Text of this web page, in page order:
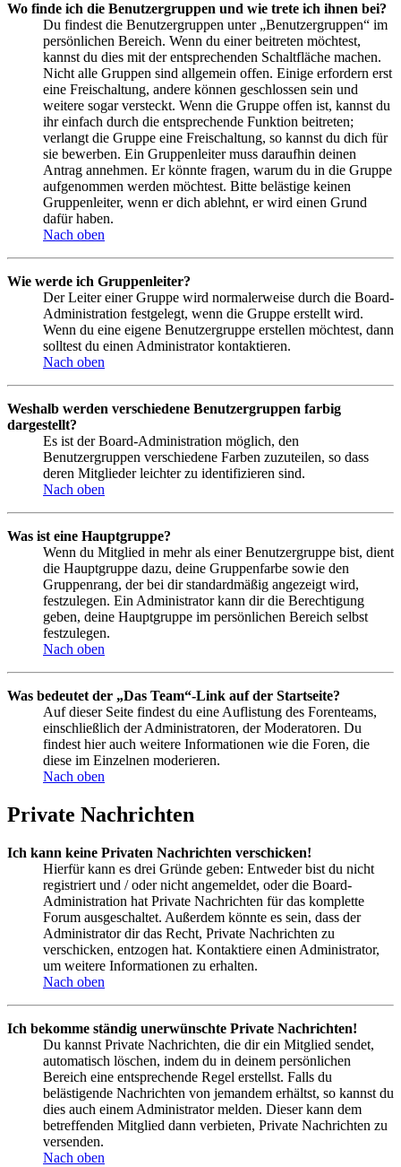
Wo finde ich die Benutzergruppen und wie trete ich ihnen bei?
Du findest die Benutzergruppen unter „Benutzergruppen“ im
persönlichen Bereich. Wenn du einer beitreten möchtest,
kannst du dies mit der entsprechenden Schaltfläche machen.
Nicht alle Gruppen sind allgemein offen. Einige erfordern erst
eine Freischaltung, andere können geschlossen sein und
weitere sogar versteckt. Wenn die Gruppe offen ist, kannst du
ihr einfach durch die entsprechende Funktion beitreten;
verlangt die Gruppe eine Freischaltung, so kannst du dich für
sie bewerben. Ein Gruppenleiter muss daraufhin deinen
Antrag annehmen. Er könnte fragen, warum du in die Gruppe
aufgenommen werden möchtest. Bitte belästige keinen
Gruppenleiter, wenn er dich ablehnt, er wird einen Grund
dafür haben.
Nach oben
Wie werde ich Gruppenleiter?
Der Leiter einer Gruppe wird normalerweise durch die Board-
Administration festgelegt, wenn die Gruppe erstellt wird.
Wenn du eine eigene Benutzergruppe erstellen möchtest, dann
solltest du einen Administrator kontaktieren.
Nach oben
Weshalb werden verschiedene Benutzergruppen farbig
dargestellt?
Es ist der Board-Administration möglich, den
Benutzergruppen verschiedene Farben zuzuteilen, so dass
deren Mitglieder leichter zu identifizieren sind.
Nach oben
Was ist eine Hauptgruppe?
Wenn du Mitglied in mehr als einer Benutzergruppe bist, dient
die Hauptgruppe dazu, deine Gruppenfarbe sowie den
Gruppenrang, der bei dir standardmäßig angezeigt wird,
festzulegen. Ein Administrator kann dir die Berechtigung
geben, deine Hauptgruppe im persönlichen Bereich selbst
festzulegen.
Nach oben
Was bedeutet der „Das Team“-Link auf der Startseite?
Auf dieser Seite findest du eine Auflistung des Forenteams,
einschließlich der Administratoren, der Moderatoren. Du
findest hier auch weitere Informationen wie die Foren, die
diese im Einzelnen moderieren.
Nach oben
Private Nachrichten
Ich kann keine Privaten Nachrichten verschicken!
Hierfür kann es drei Gründe geben: Entweder bist du nicht
registriert und / oder nicht angemeldet, oder die Board-
Administration hat Private Nachrichten für das komplette
Forum ausgeschaltet. Außerdem könnte es sein, dass der
Administrator dir das Recht, Private Nachrichten zu
verschicken, entzogen hat. Kontaktiere einen Administrator,
um weitere Informationen zu erhalten.
Nach oben
Ich bekomme ständig unerwünschte Private Nachrichten!
Du kannst Private Nachrichten, die dir ein Mitglied sendet,
automatisch löschen, indem du in deinem persönlichen
Bereich eine entsprechende Regel erstellst. Falls du
belästigende Nachrichten von jemandem erhältst, so kannst du
dies auch einem Administrator melden. Dieser kann dem
betreffenden Mitglied dann verbieten, Private Nachrichten zu
versenden.
Nach oben